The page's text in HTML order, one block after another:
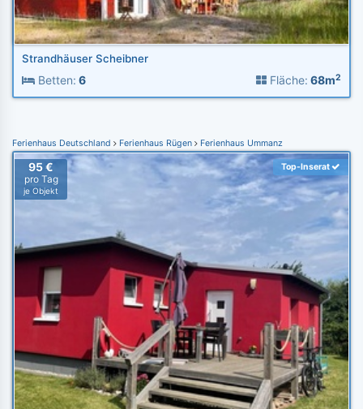
Strandhäuser Scheibner
Betten: 6 Fläche: 68m2
Ferienhaus Deutschland Ferienhaus Rügen Ferienhaus Ummanz
95 €
pro Tag
je Objekt
Top-Inserat